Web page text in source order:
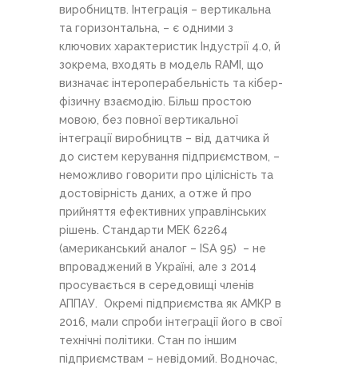
виробництв. Інтеграція – вертикальна
та горизонтальна, – є одними з
ключових характеристик Індустрії 4.0, й
зокрема, входять в модель RAMI, що
визначає інтероперабельність та кібер-
фізичну взаємодію. Більш простою
мовою, без повної вертикальної
інтеграції виробництв – від датчика й
до систем керування підприємством, –
неможливо говорити про цілісність та
достовірність даних, а отже й про
прийняття ефективних управлінських
рішень. Стандарти МЕК 62264
(американський аналог – ISA 95) – не
впроваджений в Україні, але з 2014
просувається в середовищі членів
АППАУ. Окремі підприємства як АМКР в
2016, мали спроби інтеграції його в свої
технічні політики. Стан по іншим
підприємствам – невідомий. Водночас,